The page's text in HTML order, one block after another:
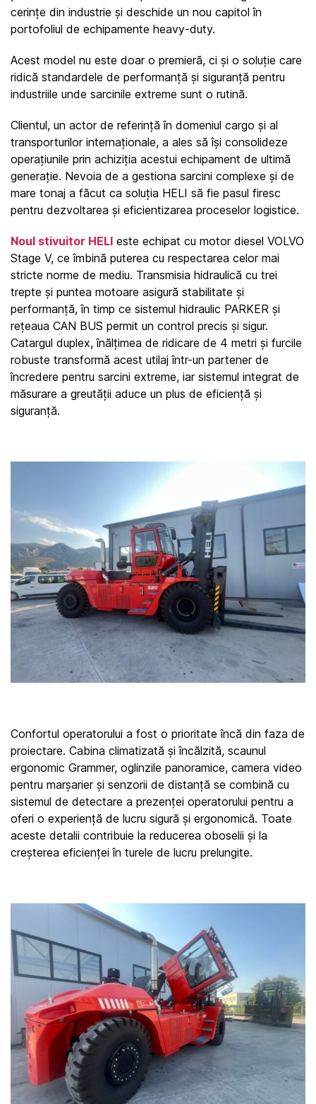
cerințe din industrie și deschide un nou capitol în
portofoliul de echipamente heavy-duty.
Acest model nu este doar o premieră, ci și o soluție care
ridică standardele de performanță și siguranță pentru
industriile unde sarcinile extreme sunt o rutină.
Clientul, un actor de referință în domeniul cargo și al
transporturilor internaționale, a ales să își consolideze
operațiunile prin achiziția acestui echipament de ultimă
generație. Nevoia de a gestiona sarcini complexe și de
mare tonaj a făcut ca soluția HELI să fie pasul firesc
pentru dezvoltarea și eficientizarea proceselor logistice.
Noul stivuitor HELI este echipat cu motor diesel VOLVO
Stage V, ce îmbină puterea cu respectarea celor mai
stricte norme de mediu. Transmisia hidraulică cu trei
trepte și puntea motoare asigură stabilitate și
performanță, în timp ce sistemul hidraulic PARKER și
rețeaua CAN BUS permit un control precis și sigur.
Catargul duplex, înălțimea de ridicare de 4 metri și furcile
robuste transformă acest utilaj într-un partener de
încredere pentru sarcini extreme, iar sistemul integrat de
măsurare a greutății aduce un plus de eficiență și
siguranță.
Confortul operatorului a fost o prioritate încă din faza de
proiectare. Cabina climatizată și încălzită, scaunul
ergonomic Grammer, oglinzile panoramice, camera video
pentru marșarier și senzorii de distanță se combină cu
sistemul de detectare a prezenței operatorului pentru a
oferi o experiență de lucru sigură și ergonomică. Toate
aceste detalii contribuie la reducerea oboselii și la
creșterea eficienței în turele de lucru prelungite.